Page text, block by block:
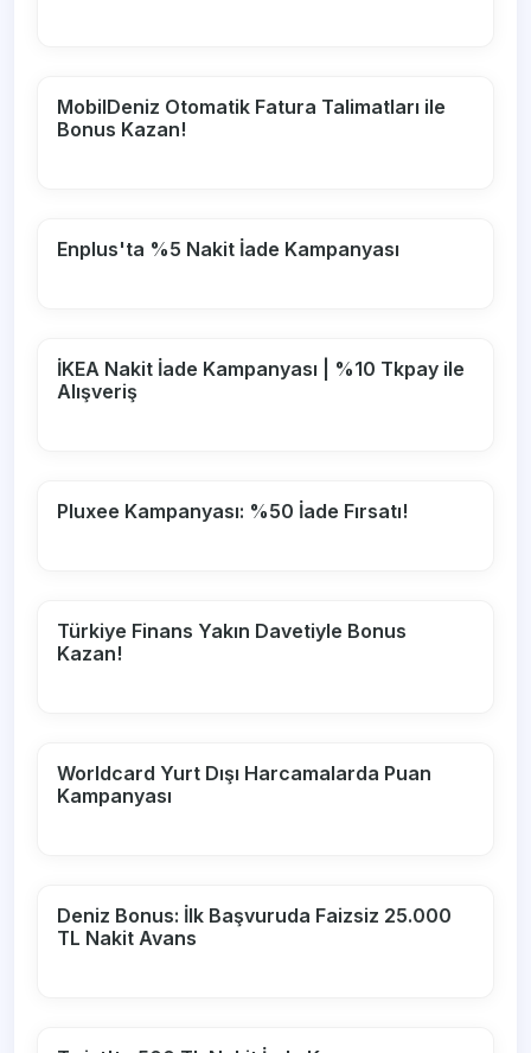
MobilDeniz Otomatik Fatura Talimatları ile
Bonus Kazan!
Enplus'ta %5 Nakit İade Kampanyası
İKEA Nakit İade Kampanyası | %10 Tkpay ile
Alışveriş
Pluxee Kampanyası: %50 İade Fırsatı!
Türkiye Finans Yakın Davetiyle Bonus
Kazan!
Worldcard Yurt Dışı Harcamalarda Puan
Kampanyası
Deniz Bonus: İlk Başvuruda Faizsiz 25.000
TL Nakit Avans